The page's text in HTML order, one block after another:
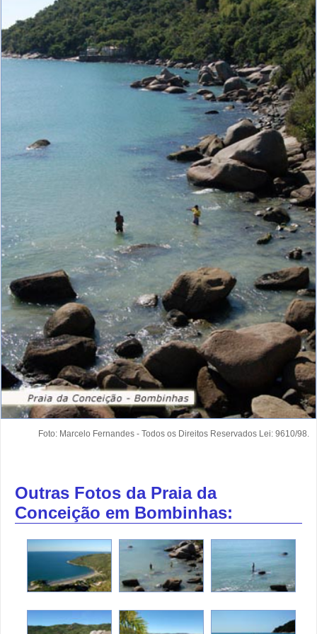
Foto: Marcelo Fernandes - Todos os Direitos Reservados Lei: 9610/98.
Outras Fotos da Praia da
Conceição em Bombinhas: